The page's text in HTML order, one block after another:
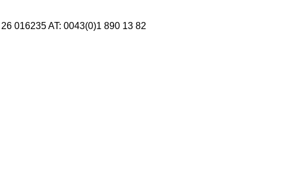
016235 AT: 0043(0)1 890 13 82